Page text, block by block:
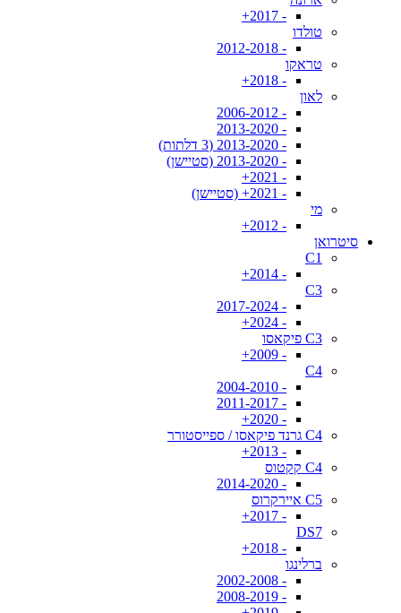
- 2017+
טולדו
- 2012-2018
טראקו
- 2018+
לאון
- 2006-2012
- 2013-2020
- 2013-2020 (3 דלתות)
- 2013-2020 (סטיישן)
- 2021+
- 2021+ (סטיישן)
מי
- 2012+
סיטרואן
C1
- 2014+
C3
- 2017-2024
- 2024+
C3 פיקאסו
- 2009+
C4
- 2004-2010
- 2011-2017
- 2020+
C4 גרנד פיקאסו / ספייסטורר
- 2013+
C4 קקטוס
- 2014-2020
C5 איירקרוס
- 2017+
DS7
- 2018+
ברלינגו
- 2002-2008
- 2008-2019